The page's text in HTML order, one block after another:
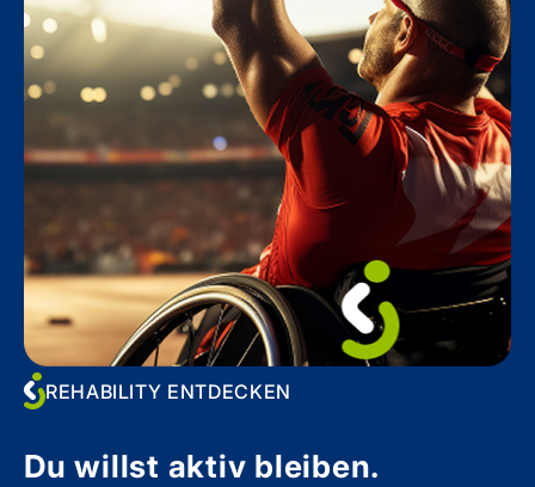
REHABILITY ENTDECKEN
Du willst aktiv bleiben.